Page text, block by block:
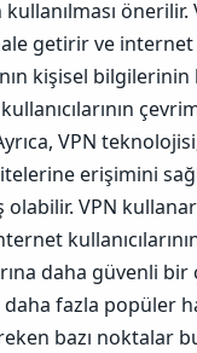
önerilir.
getirir ve internet
kişisel
VPN
erişimini
olabilir. VPN
daha güvenli
fazla popüler
bazı noktalar